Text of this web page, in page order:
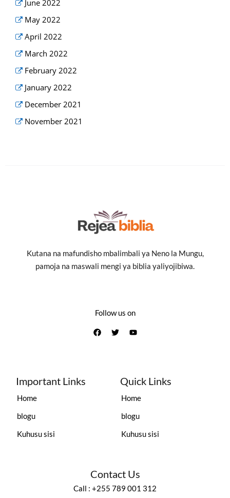
June 2022
May 2022
April 2022
March 2022
February 2022
January 2022
December 2021
November 2021
Kutana na mafundisho mbalimbali ya Neno la Mungu,
pamoja na maswali mengi ya biblia yaliyojibiwa.
Follow us on
Important Links
Home
blogu
Kuhusu sisi
Quick Links
Home
blogu
Kuhusu sisi
Contact Us
Call : +255 789 001 312